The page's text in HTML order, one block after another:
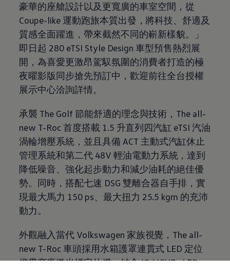
豪華的座艙設計以及更寬廣的車室空間，從
Coupe-like 運動跑旅本質出發，將科技、舒適及
質感全面躍進，帶來截然不同的嶄新樣貌。」
即日起 280 eTSI Style Design 車型預售熱烈展
開，為喜愛更激昂駕馭氛圍的消費者打造的極
夜曜影版同步搶先預訂中，歡迎前往全台授權
展示中心洽詢詳情。
承襲 The Golf 節能舒適的理念與技術，The all-
new T-Roc 首度搭載 1.5 升直列四汽缸 eTSI 汽油
渦輪增壓系統，並且具備 ACT 主動式汽缸休止
管理系統和第二代 48V 輕油電動力系統，達到
降低噪音、強化起步動力和減少油耗的絕佳優
勢。同時，搭配七速 DSG 雙離合器自手排，實
現最大馬力 150 ps、最大扭力 25.5 kgm 的充沛
動力。
外觀融入當代 Volkswagen 家族視覺，The all-
new T-Roc 車頭採用水箱護罩連貫式 LED 定位
燈貫穿廠徽光標定位燈，結合 IQ.LIGHT : LED